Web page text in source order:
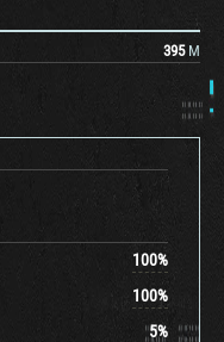
100%
100%
5%
395 M